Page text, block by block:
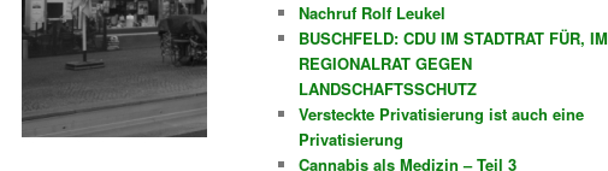
Nachruf Rolf Leukel
BUSCHFELD: CDU IM STADTRAT FÜR, IM
REGIONALRAT GEGEN
LANDSCHAFTSSCHUTZ
Versteckte Privatisierung ist auch eine
Privatisierung
Cannabis als Medizin – Teil 3